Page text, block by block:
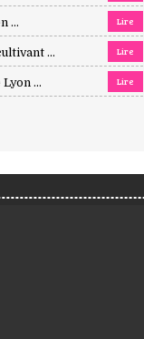
... Lire
... Lire
... Lire